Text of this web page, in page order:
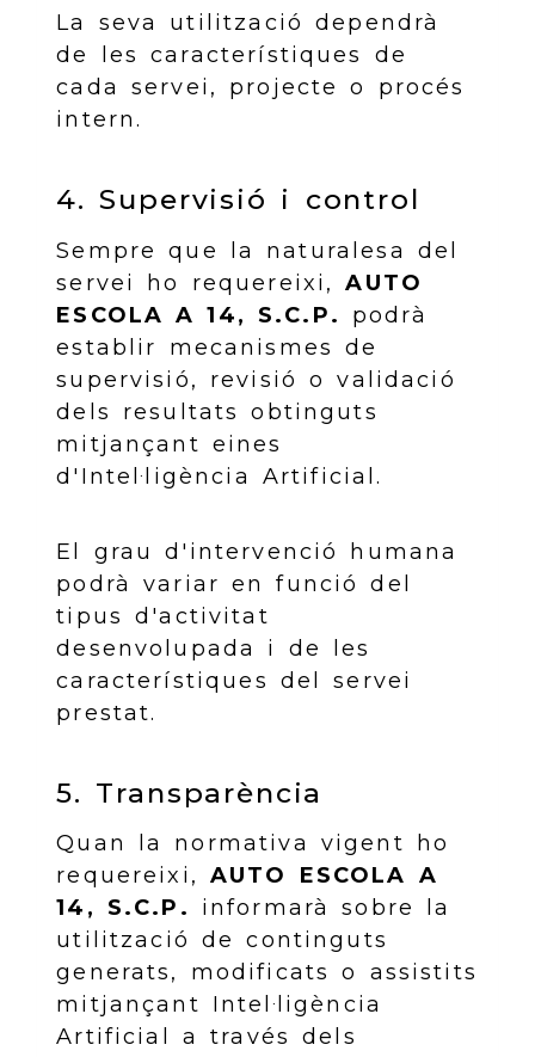
La seva utilització dependrà
de les característiques de
cada servei, projecte o procés
intern.
4. Supervisió i control
Sempre que la naturalesa del
servei ho requereixi,AUTO
ESCOLA A 14, S.C.P.
podrà
establir mecanismes de
supervisió, revisió o validació
dels resultats obtinguts
mitjançant eines
d'Intel·ligència Artificial.
El grau d'intervenció humana
podrà variar en funció del
tipus d'activitat
desenvolupada i de les
característiques del servei
prestat.
5. Transparència
Quan la normativa vigent ho
requereixi,AUTO ESCOLA A
14, S.C.P.
informarà sobre la
utilització de continguts
generats, modificats o assistits
mitjançant Intel·ligència
Artificial a través dels